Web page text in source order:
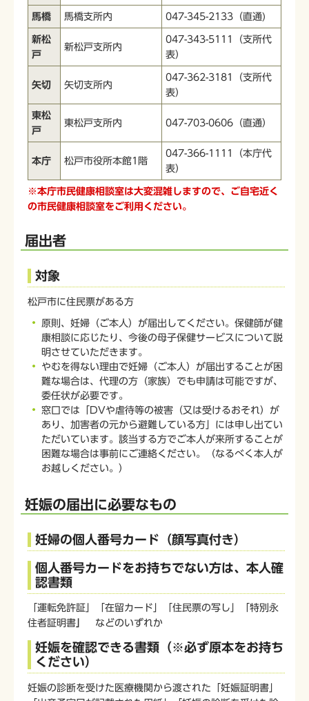
馬橋 馬橋支所内 047-345-2133（直通)
新松
戸
新松戸支所内
047-343-5111（支所代
表）
矢切 矢切支所内
047-362-3181（支所代
表）
東松
戸
東松戸支所内 047-703-0606（直通）
本庁 松戸市役所本館1階
047-366-1111（本庁代
表）
※本庁市民健康相談室は大変混雑しますので、ご自宅近く
の市民健康相談室をご利用ください。
届出者
対象
松戸市に住民票がある方
原則、妊婦（ご本人）が届出してください。保健師が健
康相談に応じたり、今後の母子保健サービスについて説
明させていただきます。
やむを得ない理由で妊婦（ご本人）が届出することが困
難な場合は、代理の方（家族）でも申請は可能ですが、
委任状が必要です。
窓口では「DVや虐待等の被害（又は受けるおそれ）が
あり、加害者の元から避難している方」には申し出てい
ただいています。該当する方でご本人が来所することが
困難な場合は事前にご連絡ください。（なるべく本人が
お越しください。）
妊娠の届出に必要なもの
妊婦の個人番号カード（顔写真付き）
個人番号カードをお持ちでない方は、本人確
認書類
「運転免許証」「在留カード」「住民票の写し」「特別永
住者証明書
などのいずれか
妊娠を確認できる書類（※必ず原本をお持ち
ください）
妊娠の診断を受けた医療機関から渡された「妊娠証明書」